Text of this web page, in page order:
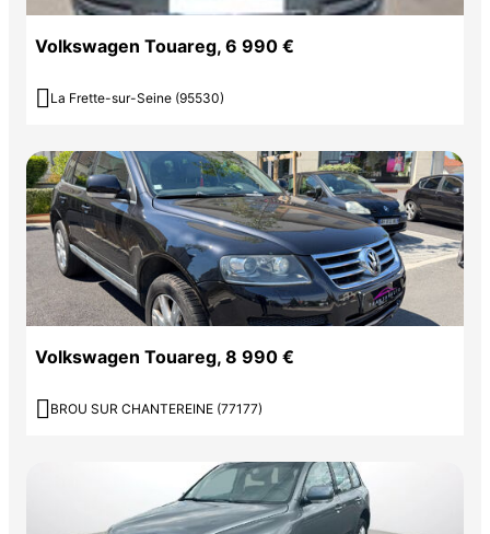
Volkswagen Touareg, 6 990 €
 La Frette-sur-Seine (95530)
Volkswagen Touareg, 8 990 €
 BROU SUR CHANTEREINE (77177)